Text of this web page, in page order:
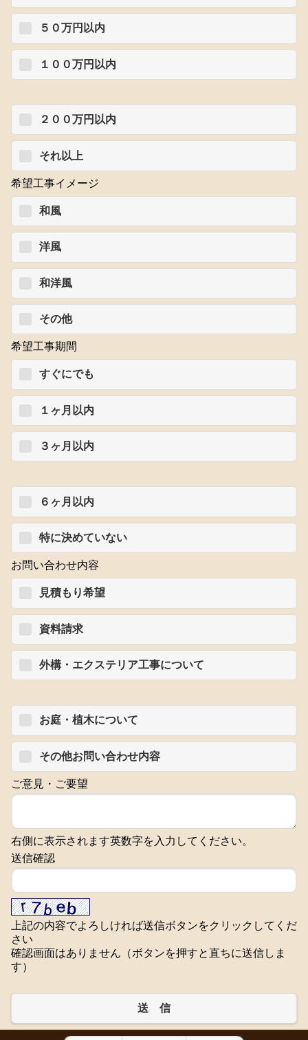
５０万円以内
１００万円以内
２００万円以内
それ以上
希望工事イメージ
和風
洋風
和洋風
その他
希望工事期間
すぐにでも
１ヶ月以内
３ヶ月以内
６ヶ月以内
特に決めていない
お問い合わせ内容
見積もり希望
資料請求
外構・エクステリア工事について
お庭・植木について
その他お問い合わせ内容
ご意見・ご要望
右側に表示されます英数字を入力してください。
送信確認
上記の内容でよろしければ送信ボタンをクリックしてくだ
さい
確認画面はありません（ボタンを押すと直ちに送信しま
す）
送 信